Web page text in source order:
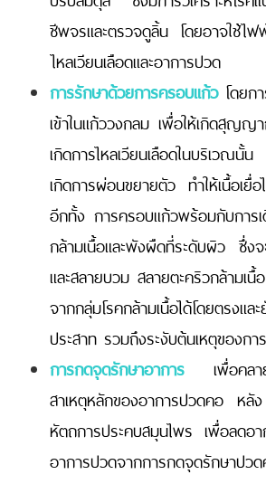
ชีพจรและตรวจดูลิ้น โดยอาจใช้ไฟ
ไหลเวียนเลือดและอาการปวด
การรักษาด้วยการครอบแก้วโดยกา
เข้าในแก้ววงกลม เพื่อให้เกิดสุญญ
เกิดการไหลเวียนเลือดในบริเวณ
เกิดการผ่อนขยายตัว ทำให้เนื้อเยื่
อีกทั้ง การครอบแก้วพร้อมกับการ
กล้ามเนื้อและพังผืดที่ระดับผิว ซึ่งจ
และสลายบวม สลายตะคริวกล้ามเนื้
จากกลุ่มโรคกล้ามเนื้อได้โดยตรงแล
ประสาท รวมถึงระงับต้นเหตุของกา
การกดจุดรักษาอาการ เพื่อคล
สาเหตุหลักของอาการปวดคอ ห
หัตถการประคบสมุนไพร เพื่อลดอา
อาการปวดจากการกดจุดรักษาปว